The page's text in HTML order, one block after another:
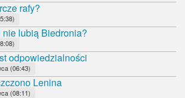
rafy?
lubią Biedronia?
odpowiedzialności
(06:43)
Lenina
(08:11)